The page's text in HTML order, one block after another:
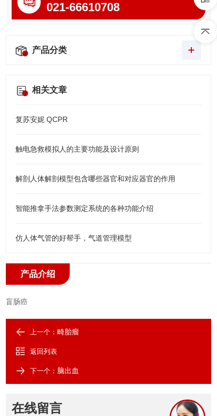
021-66610708
产品分类
相关文章
复苏安妮 QCPR
触电急救模拟人的主要功能及设计原则
解剖人体解剖模型包含哪些器官和对应器官的作用
智能推拿手法参数测定系统的各种功能介绍
仿人体气管的好帮手，气道管理模型
产品介绍
盲肠癌
上一个： 畸胎瘤
返回列表
下一个： 脑出血
在线留言